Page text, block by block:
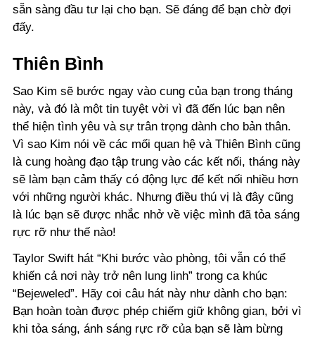
sẵn sàng đầu tư lại cho bạn. Sẽ đáng để bạn chờ đợi
đấy.
Thiên Bình
Sao Kim sẽ bước ngay vào cung của bạn trong tháng
này, và đó là một tin tuyệt vời vì đã đến lúc bạn nên
thể hiện tình yêu và sự trân trọng dành cho bản thân.
Vì sao Kim nói về các mối quan hệ và Thiên Bình cũng
là cung hoàng đạo tập trung vào các kết nối, tháng này
sẽ làm bạn cảm thấy có động lực để kết nối nhiều hơn
với những người khác. Nhưng điều thú vị là đây cũng
là lúc bạn sẽ được nhắc nhở về việc mình đã tỏa sáng
rực rỡ như thế nào!
Taylor Swift hát “Khi bước vào phòng, tôi vẫn có thể
khiến cả nơi này trở nên lung linh” trong ca khúc
“Bejeweled”. Hãy coi câu hát này như dành cho bạn:
Bạn hoàn toàn được phép chiếm giữ không gian, bởi vì
khi tỏa sáng, ánh sáng rực rỡ của bạn sẽ làm bừng